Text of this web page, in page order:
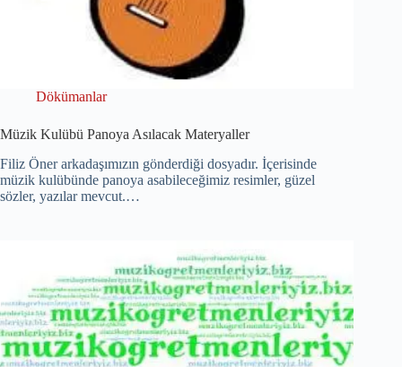
Dökümanlar
Müzik Kulübü Panoya Asılacak Materyaller
Filiz Öner arkadaşımızın gönderdiği dosyadır. İçerisinde
müzik kulübünde panoya asabileceğimiz resimler, güzel
sözler, yazılar mevcut.…